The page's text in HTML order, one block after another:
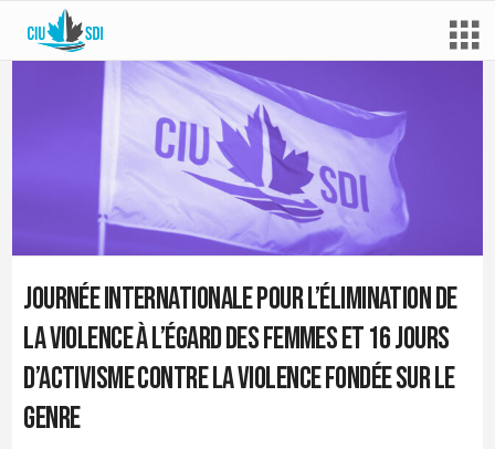
Journée internationale pour l’élimination de
la violence à l’égard des femmes et 16 jours
d’activisme contre la violence fondée sur le
genre